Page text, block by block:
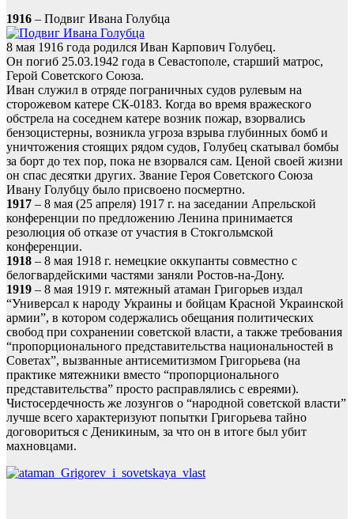
1916 – Подвиг Ивана Голубца
8 мая 1916 года родился Иван Карпович Голубец.
Он погиб 25.03.1942 года в Севастополе, старший матрос,
Герой Советского Союза.
Иван служил в отряде пограничных судов рулевым на
сторожевом катере СК-0183. Когда во время вражеского
обстрела на соседнем катере возник пожар, взорвались
бензоцистерны, возникла угроза взрыва глубинных бомб и
уничтожения стоящих рядом судов, Голубец скатывал бомбы
за борт до тех пор, пока не взорвался сам. Ценой своей жизни
он спас десятки других. Звание Героя Советского Союза
Ивану Голубцу было присвоено посмертно.
1917 – 8 мая (25 апреля) 1917 г. на заседании Апрельской
конференции по предложению Ленина принимается
резолюция об отказе от участия в Стокгольмской
конференции.
1918 – 8 мая 1918 г. немецкие оккупанты совместно с
белогвардейскими частями заняли Ростов-на-Дону.
1919 – 8 мая 1919 г. мятежный атаман Григорьев издал
“Универсал к народу Украины и бойцам Красной Украинской
армии”, в котором содержались обещания политических
свобод при сохранении советской власти, а также требования
“пропорционального представительства национальностей в
Советах”, вызванные антисемитизмом Григорьева (на
практике мятежники вместо “пропорционального
представительства” просто расправлялись с евреями).
Чистосердечность же лозунгов о “народной советской власти”
лучше всего характеризуют попытки Григорьева тайно
договориться с Деникиным, за что он в итоге был убит
махновцами.